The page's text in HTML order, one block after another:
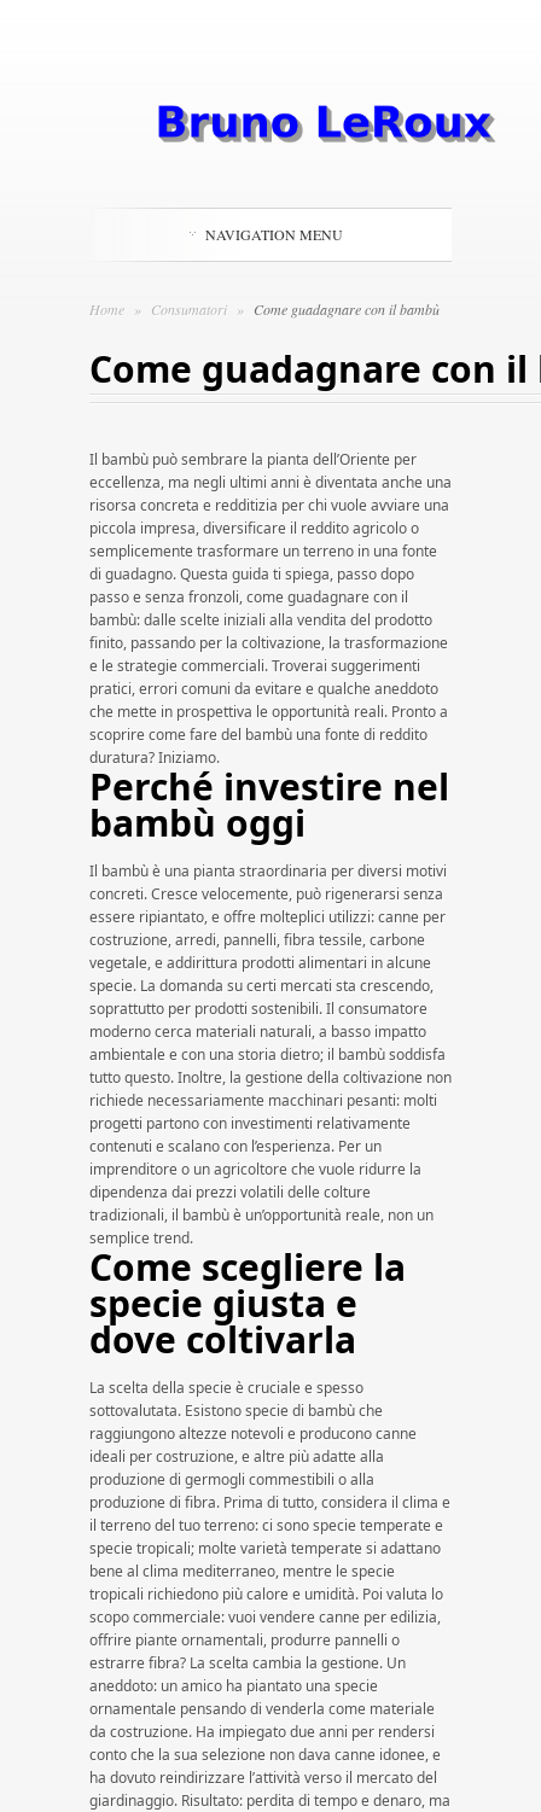
NAVIGATION MENU
Home » Consumatori » Come guadagnare con il bambù​​
Come guadagnare con
Il bambù può sembrare la pianta dell’Oriente per
eccellenza, ma negli ultimi anni è diventata anche una
risorsa concreta e redditizia per chi vuole avviare una
piccola impresa, diversificare il reddito agricolo o
semplicemente trasformare un terreno in una fonte
di guadagno. Questa guida ti spiega, passo dopo
passo e senza fronzoli, come guadagnare con il
bambù: dalle scelte iniziali alla vendita del prodotto
finito, passando per la coltivazione, la trasformazione
e le strategie commerciali. Troverai suggerimenti
pratici, errori comuni da evitare e qualche aneddoto
che mette in prospettiva le opportunità reali. Pronto a
scoprire come fare del bambù una fonte di reddito
duratura? Iniziamo.
Perché investire nel
bambù oggi
Il bambù è una pianta straordinaria per diversi motivi
concreti. Cresce velocemente, può rigenerarsi senza
essere ripiantato, e offre molteplici utilizzi: canne per
costruzione, arredi, pannelli, fibra tessile, carbone
vegetale, e addirittura prodotti alimentari in alcune
specie. La domanda su certi mercati sta crescendo,
soprattutto per prodotti sostenibili. Il consumatore
moderno cerca materiali naturali, a basso impatto
ambientale e con una storia dietro; il bambù soddisfa
tutto questo. Inoltre, la gestione della coltivazione non
richiede necessariamente macchinari pesanti: molti
progetti partono con investimenti relativamente
contenuti e scalano con l’esperienza. Per un
imprenditore o un agricoltore che vuole ridurre la
dipendenza dai prezzi volatili delle colture
tradizionali, il bambù è un’opportunità reale, non un
semplice trend.
Come scegliere la
specie giusta e
dove coltivarla
La scelta della specie è cruciale e spesso
sottovalutata. Esistono specie di bambù che
raggiungono altezze notevoli e producono canne
ideali per costruzione, e altre più adatte alla
produzione di germogli commestibili o alla
produzione di fibra. Prima di tutto, considera il clima e
il terreno del tuo terreno: ci sono specie temperate e
specie tropicali; molte varietà temperate si adattano
bene al clima mediterraneo, mentre le specie
tropicali richiedono più calore e umidità. Poi valuta lo
scopo commerciale: vuoi vendere canne per edilizia,
offrire piante ornamentali, produrre pannelli o
estrarre fibra? La scelta cambia la gestione. Un
aneddoto: un amico ha piantato una specie
ornamentale pensando di venderla come materiale
da costruzione. Ha impiegato due anni per rendersi
conto che la sua selezione non dava canne idonee, e
ha dovuto reindirizzare l’attività verso il mercato del
giardinaggio. Risultato: perdita di tempo e denaro, ma